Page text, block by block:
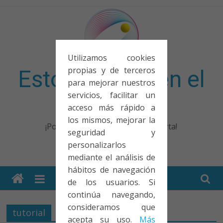
Utilizamos cookies
propias y de terceros
para mejorar nuestros
servicios, facilitar un
acceso más rápido a
los mismos, mejorar la
seguridad y
personalizarlos
mediante el análisis de
hábitos de navegación
de los usuarios. Si
continúa navegando,
consideramos que
acepta su uso. Más
Esto no entra en el
examen
¡Porque no solo el examen importa!
tutorial